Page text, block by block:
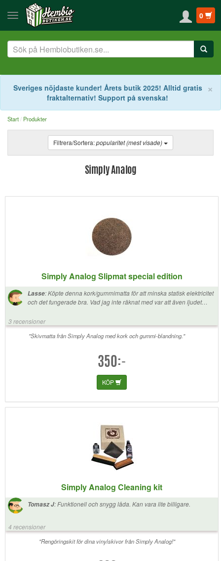
0
×
Sveriges nöjdaste kunder! Årets butik 2025! Alltid gratis
fraktalternativ! Support på svenska!
Start Produkter
Filtrera/Sortera:popularitet (mest visade)
Simply Analog
Simply Analog Slipmat special edition
Lasse:Köpte denna kork/gummimatta för att minska statisk elektricitet
och det fungerade bra. Vad jag inte räknat med var att även ljudet
och med mer fast botten. Rekommenderas! (jämförelsen gjord med
vanlig standard filtmatta)
3 recensioner
"Skivmatta från Simply Analog med kork och gummi-blandning."
350:-
KÖP
Simply Analog Cleaning kit
Tomasz J:Funktionell och snygg låda. Kan vara lite billigare.
4 recensioner
"Rengöringskit för dina vinylskivor från Simply Analog!"